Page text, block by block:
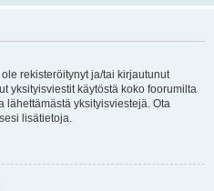
rekisteröitynyt ja/tai kirjautunut
yksityisviestit käytöstä koko foorumilta
lähettämästä yksityisviestejä. Ota
lisätietoja.